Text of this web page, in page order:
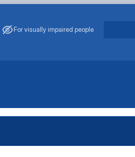
For visually impaired people